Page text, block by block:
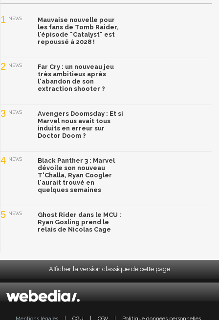
1 NEWS
Mauvaise nouvelle pour
les fans de Tomb Raider,
l'épisode "Catalyst" est
repoussé à 2028 !
2 NEWS
Far Cry : un nouveau jeu
très ambitieux après
l'abandon de son
extraction shooter ?
3 NEWS
Avengers Doomsday : Et si
Marvel nous avait tous
induits en erreur sur
Doctor Doom ?
4 NEWS
Black Panther 3 : Marvel
dévoile son nouveau
T'Challa, Ryan Coogler
l'aurait trouvé en
quelques semaines
5 NEWS
Ghost Rider dans le MCU :
Ryan Gosling prend le
relais de Nicolas Cage
Afficher la version classique de cette page